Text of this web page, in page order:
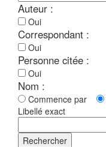
Auteur :
Oui
Correspondant :
Oui
Personne citée :
Oui
Nom :
Commence par
Libellé exact
Rechercher